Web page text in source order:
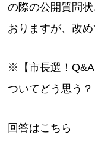
の際の公開質問
おりますが、改
※【市長選！
ついてどう思う？
回答はこちら